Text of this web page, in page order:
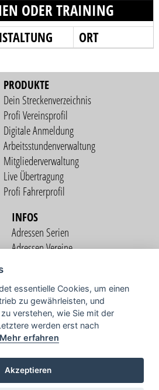
ODER TRAINING
ORT
PRODUKTE
Dein Streckenverzeichnis
Profi Vereinsprofil
Digitale Anmeldung
Arbeitsstundenverwaltung
Mitgliederverwaltung
Live Übertragung
Profi Fahrerprofil
INFOS
Adressen Serien
Adressen Vereine
COMMUNITY
TV
essentielle Cookies, um einen
zu gewährleisten, und
verstehen, wie Sie mit der
werden erst nach
Mehr erfahren
Akzeptieren